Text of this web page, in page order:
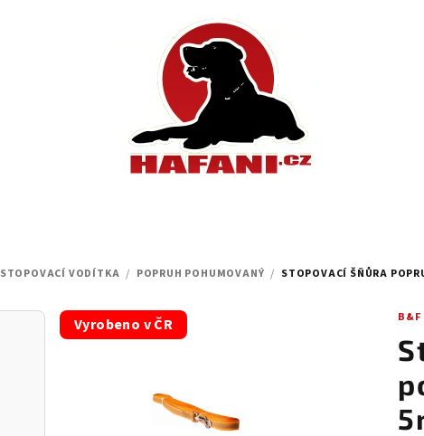
STOPOVACÍ VODÍTKA / POPRUH POHUMOVANÝ / STOPOVACÍ ŠŇŮRA
B&F
Vyrobeno v ČR